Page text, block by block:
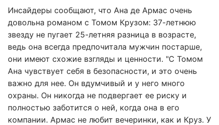
Инсайдеры сообщают, что Ана де Армас очень
довольна романом с Томом Крузом: 37-летнюю
звезду не пугает 25-летняя разница в возрасте,
ведь она всегда предпочитала мужчин постарше,
они имеют схожие взгляды и ценности. "С Томом
Ана чувствует себя в безопасности, и это очень
важно для нее. Он вдумчивый и у него много
охраны. Он никогда не подвергает ее риску и
полностью заботится о ней, когда она в его
компании. Армас не любит вечеринки, как и Круз. У